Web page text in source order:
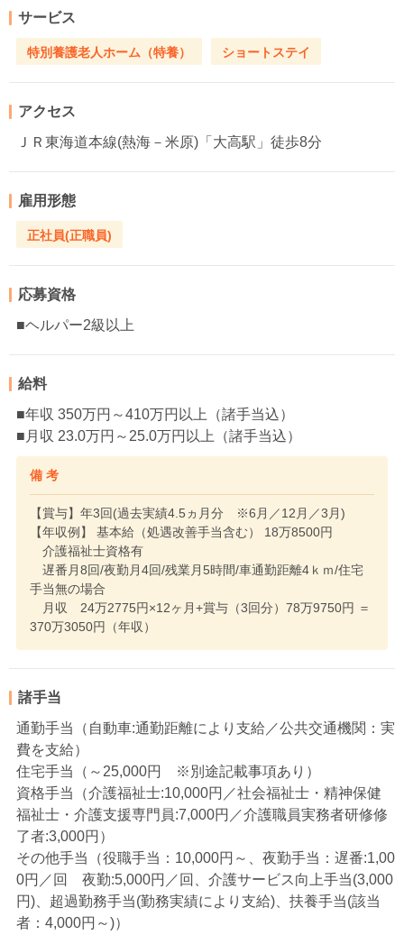
サービス
特別養護老人ホーム（特養） ショートステイ
アクセス
ＪＲ東海道本線(熱海－米原)「大高駅」徒歩8分
雇用形態
正社員(正職員)
応募資格
■ヘルパー2級以上
給料
■年収 350万円～410万円以上（諸手当込）
■月収 23.0万円～25.0万円以上（諸手当込）
備 考
【賞与】年3回(過去実績4.5ヵ月分 ※6月／12月／3月)
【年収例】 基本給（処遇改善手当含む） 18万8500円
介護福祉士資格有
遅番月8回/夜勤月4回/残業月5時間/車通勤距離4ｋｍ/住宅
手当無の場合
月収 24万2775円×12ヶ月+賞与（3回分）78万9750円 ＝
370万3050円（年収）
諸手当
通勤手当（自動車:通勤距離により支給／公共交通機関：実
費を支給）
住宅手当（～25,000円 ※別途記載事項あり）
資格手当（介護福祉士:10,000円／社会福祉士・精神保健
福祉士・介護支援専門員:7,000円／介護職員実務者研修修
了者:3,000円）
その他手当（役職手当：10,000円～、夜勤手当：遅番:1,00
0円／回 夜勤:5,000円／回、介護サービス向上手当(3,000
円)、超過勤務手当(勤務実績により支給)、扶養手当(該当
者：4,000円～)）